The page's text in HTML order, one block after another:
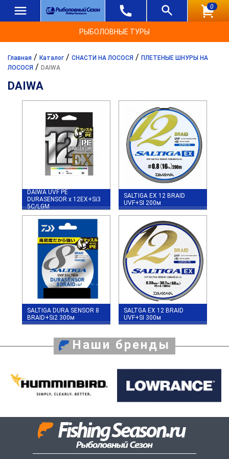
0
РЫБОЛОВНЫЕ ТУРЫ
Главная / Каталог / СНАСТИ НА ЛОСОСЯ / ПЛЕТЕНЫЕ ШНУРЫ НА
ЛОСОСЯ / DAIWA
DAIWA
DAIWA UVF PE
DURASENSOR x 12EX+Si3
5C/LGM
SALTIGA EX 12 BRAID
UVF+SI 200м
SALTIGA DURA SENSOR 8
BRAID+Si2 300м
SALTGA EX 12 BRAID
UVF+SI 300м
Наши бренды